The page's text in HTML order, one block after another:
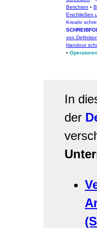
Berichten ▪
Erschließen
Kreativ
von
Handout
▪
In
der